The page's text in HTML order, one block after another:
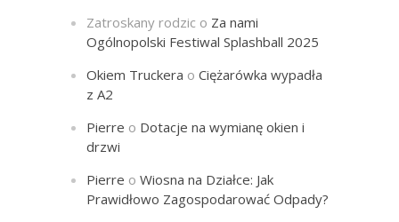
Zatroskany rodzic o Za nami
Ogólnopolski Festiwal Splashball 2025
Okiem Truckera oCiężarówka wypadła
z A2
Pierre o Dotacje na wymianę okien i
drzwi
Pierre oWiosna na Działce: Jak
Prawidłowo Zagospodarować Odpady?